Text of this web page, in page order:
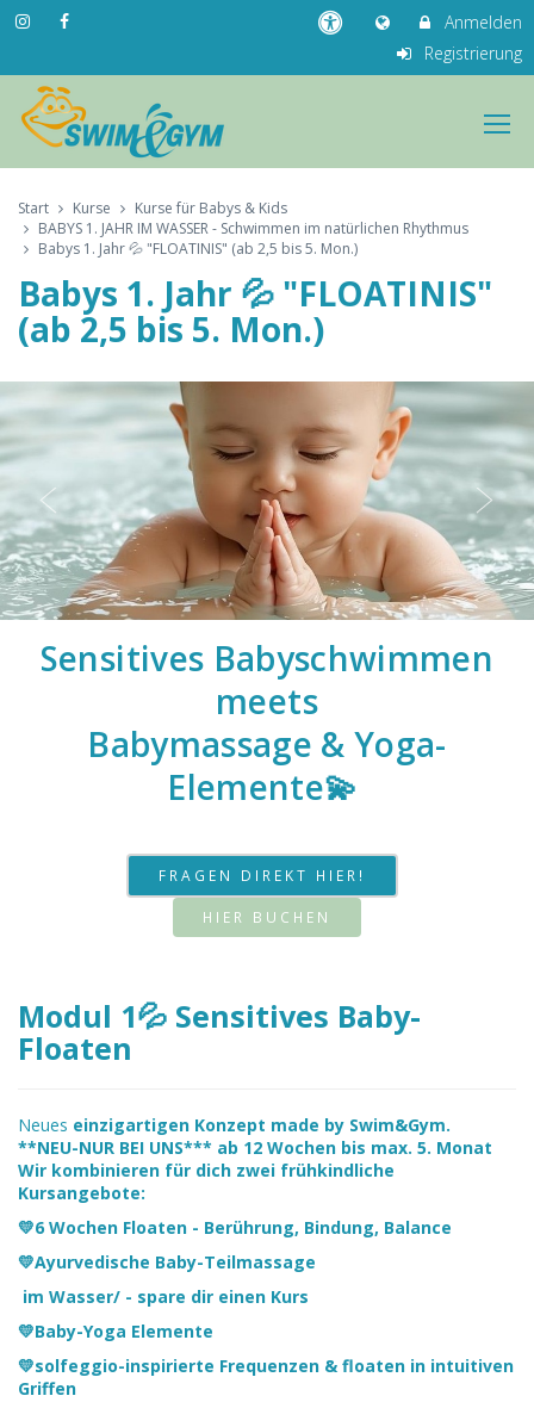
Anmelden
Registrierung
Start Kurse
Kurse für Babys & Kids
BABYS 1. JAHR IM WASSER - Schwimmen im natürlichen Rhythmus
Babys 1. Jahr 💦 "FLOATINIS" (ab 2,5 bis 5. Mon.)
Babys 1. Jahr 💦 "FLOATINIS"
(ab 2,5 bis 5. Mon.)
Sensitives Babyschwimmen
meets
Babymassage & Yoga-
Elemente💫
FRAGEN DIREKT HIER!
HIER BUCHEN
Modul 1💦 Sensitives Baby-
Floaten
Neues einzigartigen Konzept made by Swim&Gym.
**NEU-NUR BEI UNS*** ab 12 Wochen bis max. 5. Monat
Wir kombinieren für dich zwei frühkindliche
Kursangebote:
💛6 Wochen Floaten - Berührung, Bindung, Balance
💛Ayurvedische Baby-Teilmassage
im Wasser/ - spare dir einen Kurs
💛Baby-Yoga Elemente
💛solfeggio-inspirierte Frequenzen & floaten in intuitiven
Griffen